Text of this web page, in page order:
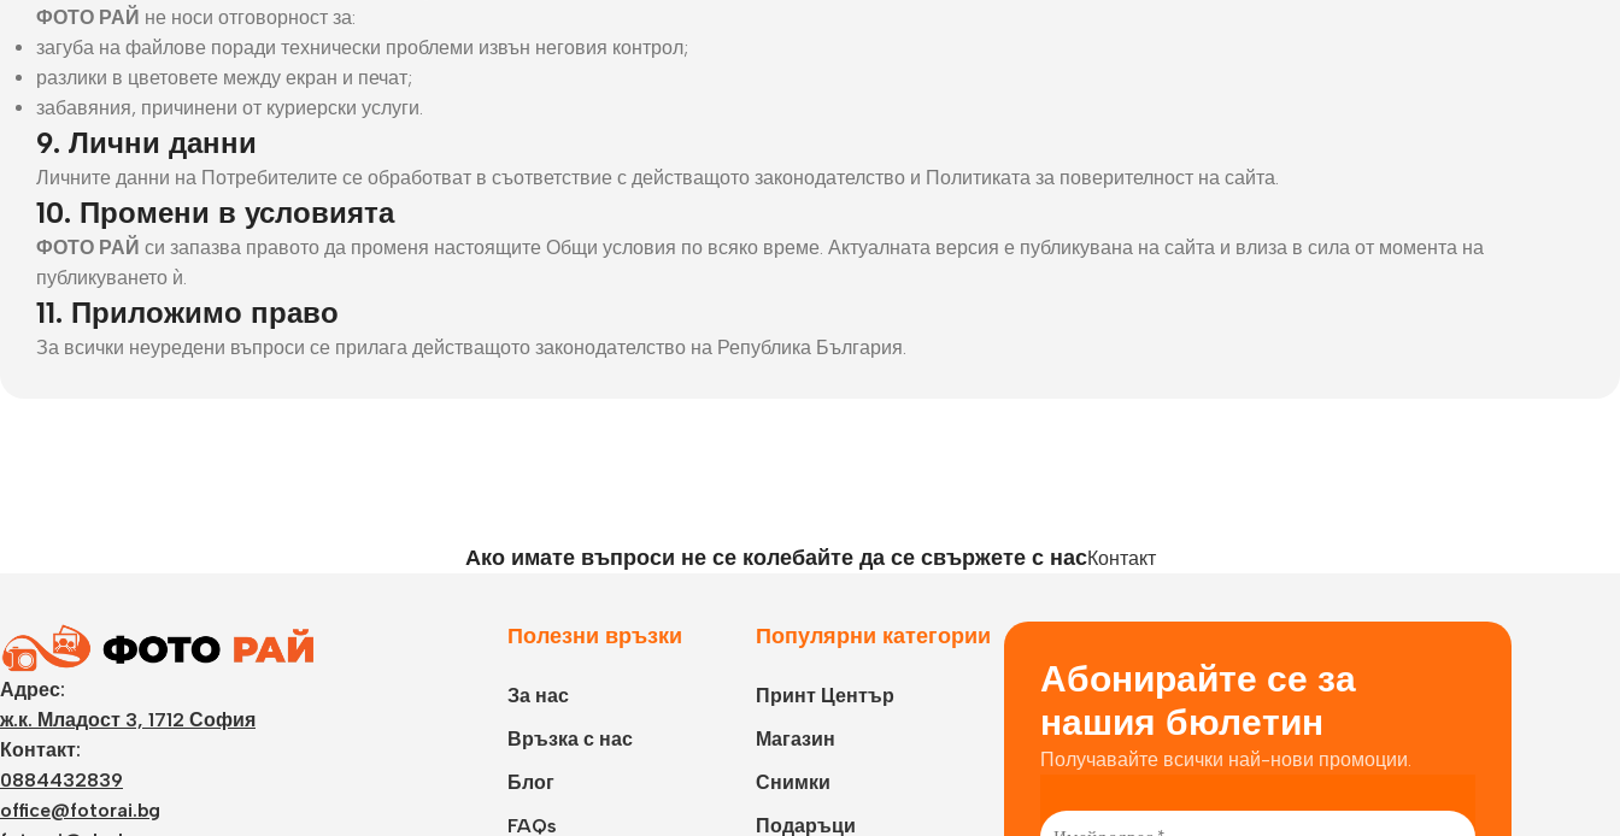
ФОТО РАЙ не носи отговорност за:
загуба на файлове поради технически проблеми извън неговия контрол;
разлики в цветовете между екран и печат;
забавяния, причинени от куриерски услуги.
9. Лични данни
Личните данни на Потребителите се обработват в съответствие с действащото законодателство и Политиката за поверителност на сайта.
10. Промени в условията
ФОТО РАЙ си запазва правото да променя настоящите Общи условия по всяко време. Актуалната версия е публикувана на сайта и влиза в сила от момента на
публикуването ѝ.
11. Приложимо право
За всички неуредени въпроси се прилага действащото законодателство на Република България.
Ако имате въпроси не се колебайте да се свържете с насКонтакт
Адрес:
ж.к. Младост 3, 1712 София
Контакт:
0884432839
office@fotorai.bg
Полезни връзки
За нас
Връзка с нас
Блог
FAQs
Популярни категории
Принт Център
Магазин
Снимки
Подаръци
Абонирайте се за
нашия бюлетин
Получавайте всички най-нови промоции.